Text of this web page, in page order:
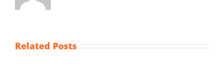
Related Posts